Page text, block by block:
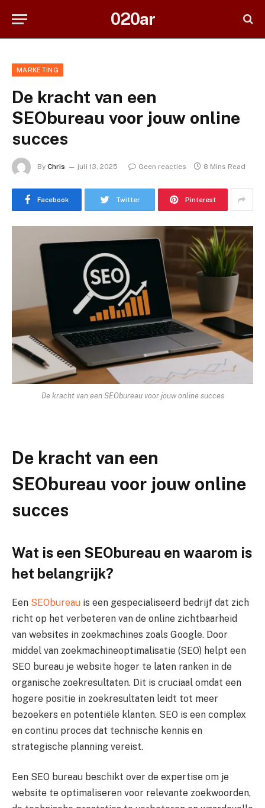
020ar
MARKETING
De kracht van een
SEObureau voor jouw online
succes
By Chris juli 13, 2025 Geen reacties 8 Mins Read
Facebook Twitter Pinterest
De kracht van een SEObureau voor jouw online succes
De kracht van een
SEObureau voor jouw online
succes
Wat is een SEObureau en waarom is
het belangrijk?
Een SEObureau is een gespecialiseerd bedrijf dat zich
richt op het verbeteren van de online zichtbaarheid
van websites in zoekmachines zoals Google. Door
middel van zoekmachineoptimalisatie (SEO) helpt een
SEO bureau je website hoger te laten ranken in de
organische zoekresultaten. Dit is cruciaal omdat een
hogere positie in zoekresultaten leidt tot meer
bezoekers en potentiële klanten. SEO is een complex
en continu proces dat technische kennis en
strategische planning vereist.
Een SEO bureau beschikt over de expertise om je
website te optimaliseren voor relevante zoekwoorden,